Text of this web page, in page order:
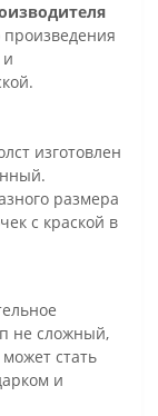
изготовлен
размера
с краской в
не сложный,
стать
и